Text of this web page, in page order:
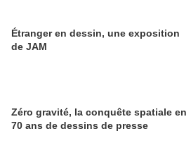
Étranger en dessin, une exposition
de JAM
Zéro gravité, la conquête spatiale en
70 ans de dessins de presse